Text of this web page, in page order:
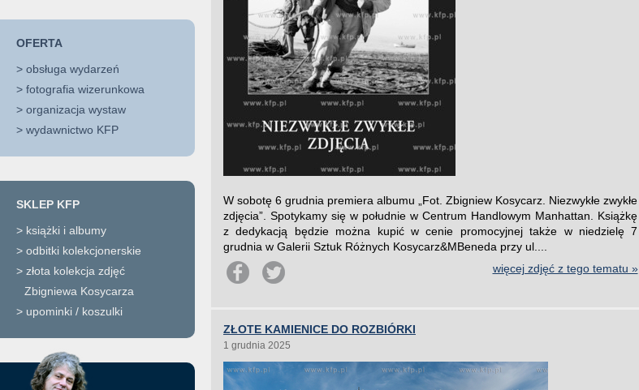
OFERTA
> obsługa wydarzeń
> fotografia wizerunkowa
> organizacja wystaw
> wydawnictwo KFP
SKLEP KFP
> książki i albumy
> odbitki kolekcjonerskie
> złota kolekcja zdjęć
Zbigniewa Kosycarza
> upominki / koszulki
W sobotę 6 grudnia premiera albumu „Fot. Zbigniew Kosycarz. Niezwykłe zwykłe
zdjęcia”. Spotykamy się w południe w Centrum Handlowym Manhattan. Książkę
z dedykacją będzie można kupić w cenie promocyjnej także w niedzielę 7
grudnia w Galerii Sztuk Różnych Kosycarz&MBeneda przy ul....
więcej zdjęć z tego tematu »
ZŁOTE KAMIENICE DO ROZBIÓRKI
1 grudnia 2025